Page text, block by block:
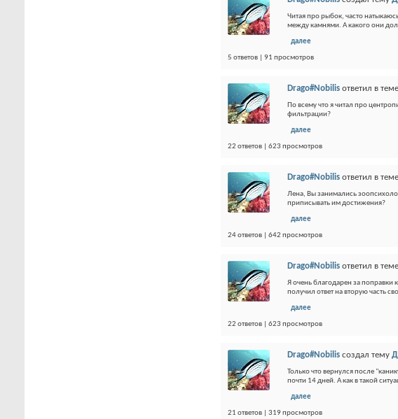
Читая про рыбок, часто
между камнями. А какого они
далее
5 ответов | 91 просмотров
Drago#Nobilis ответил в теме
По всему что я читал про
фильтрации?
далее
22 ответов | 623 просмотров
Drago#Nobilis ответил в теме
Лена, Вы занимались
приписывать им достижения?
далее
24 ответов | 642 просмотров
Drago#Nobilis ответил в теме
Я очень благодарен за поправки
получил ответ на вторую часть
далее
22 ответов | 623 просмотров
Drago#Nobilis создал тему
Только что вернулся после
почти 14 дней. А как в такой
далее
21 ответов | 319 просмотров